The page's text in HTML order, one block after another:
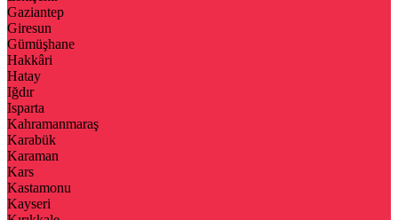
Gaziantep
Giresun
Gümüşhane
Hakkâri
Hatay
Iğdır
Isparta
Kahramanmaraş
Karabük
Karaman
Kars
Kastamonu
Kayseri